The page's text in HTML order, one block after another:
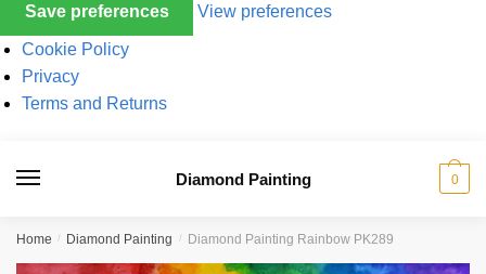
Save preferences View preferences
Cookie Policy
Privacy
Terms and Returns
Diamond Painting 0
Home / Diamond Painting / Diamond Painting Rainbow PK289